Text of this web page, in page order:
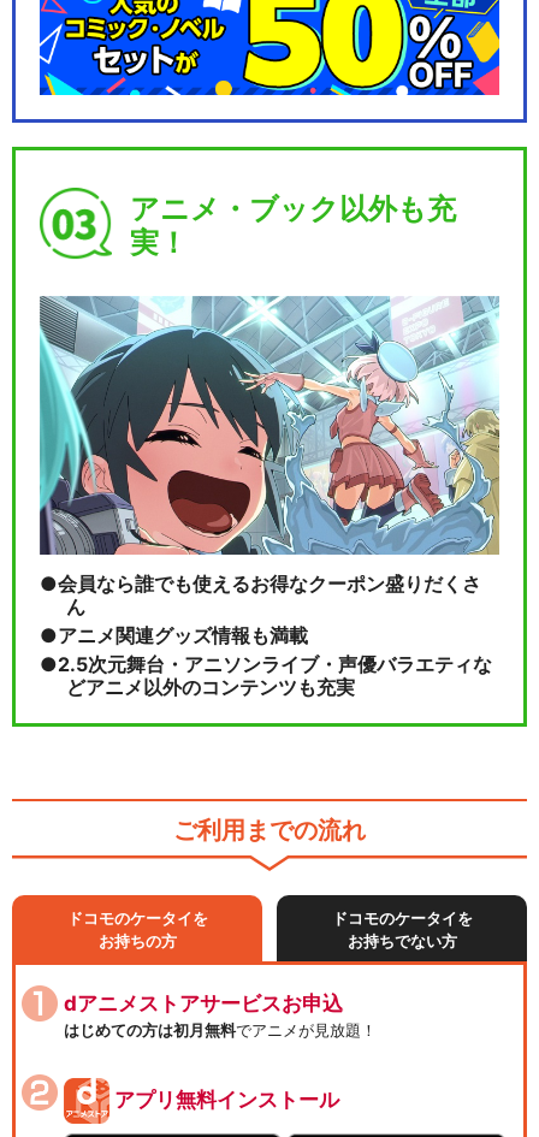
アニメ・ブック以外も充
実！
会員なら誰でも使えるお得なクーポン盛りだくさ
ん
アニメ関連グッズ情報も満載
2.5次元舞台・アニソンライブ・声優バラエティな
どアニメ以外のコンテンツも充実
ご利用までの流れ
ドコモのケータイを
お持ちの方
ドコモのケータイを
お持ちでない方
dアニメストアサービスお申込
はじめての方は初月無料でアニメが見放題！
アプリ無料インストール